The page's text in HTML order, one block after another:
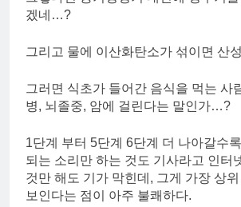
겠네…?
그리고 물에 이산화탄소가 섞이면 산
그러면 식초가 들어간 음식을 먹는 사
병, 뇌졸중, 암에 걸린다는 말인가…?
1단계 부터 5단계 6단계 더 나아갈수
되는 소리만 하는 것도 기사라고 인터
것만 해도 기가 막힌데, 그게 가장 상위
보인다는 점이 아주 불쾌하다.